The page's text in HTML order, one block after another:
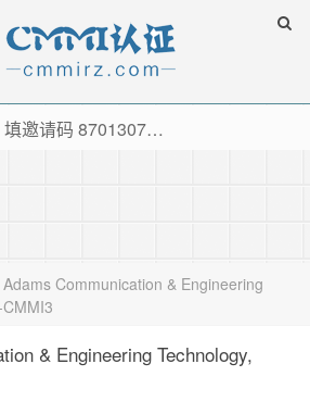
下载【抖音极速版】填邀请码 870130746 即可领38元红包，可立即支付宝提现！！
Adams Communication & Engineering
& Engineering Technology,